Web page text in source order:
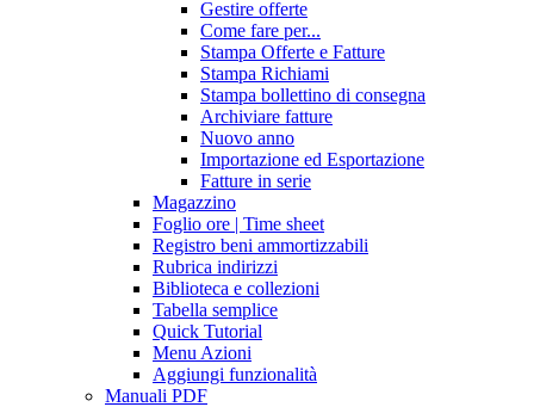
Gestire offerte
Come fare per...
Stampa Offerte e Fatture
Stampa Richiami
Stampa bollettino di consegna
Archiviare fatture
Nuovo anno
Importazione ed Esportazione
Fatture in serie
Magazzino
Foglio ore | Time sheet
Registro beni ammortizzabili
Rubrica indirizzi
Biblioteca e collezioni
Tabella semplice
Quick Tutorial
Menu Azioni
Aggiungi funzionalità
Manuali PDF